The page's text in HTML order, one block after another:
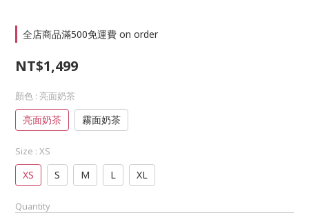
全店商品滿500免運費 on order
NT$1,499
顏色 : 亮面奶茶
亮面奶茶 霧面奶茶
Size : XS
XS S M L XL
Quantity